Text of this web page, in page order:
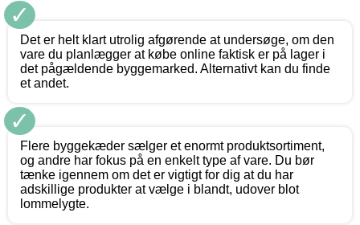
✓
Det er helt klart utrolig afgørende at undersøge, om den
vare du planlægger at købe online faktisk er på lager i
det pågældende byggemarked. Alternativt kan du finde
et andet.
✓
Flere byggekæder sælger et enormt produktsortiment,
og andre har fokus på en enkelt type af vare. Du bør
tænke igennem om det er vigtigt for dig at du har
adskillige produkter at vælge i blandt, udover blot
lommelygte.